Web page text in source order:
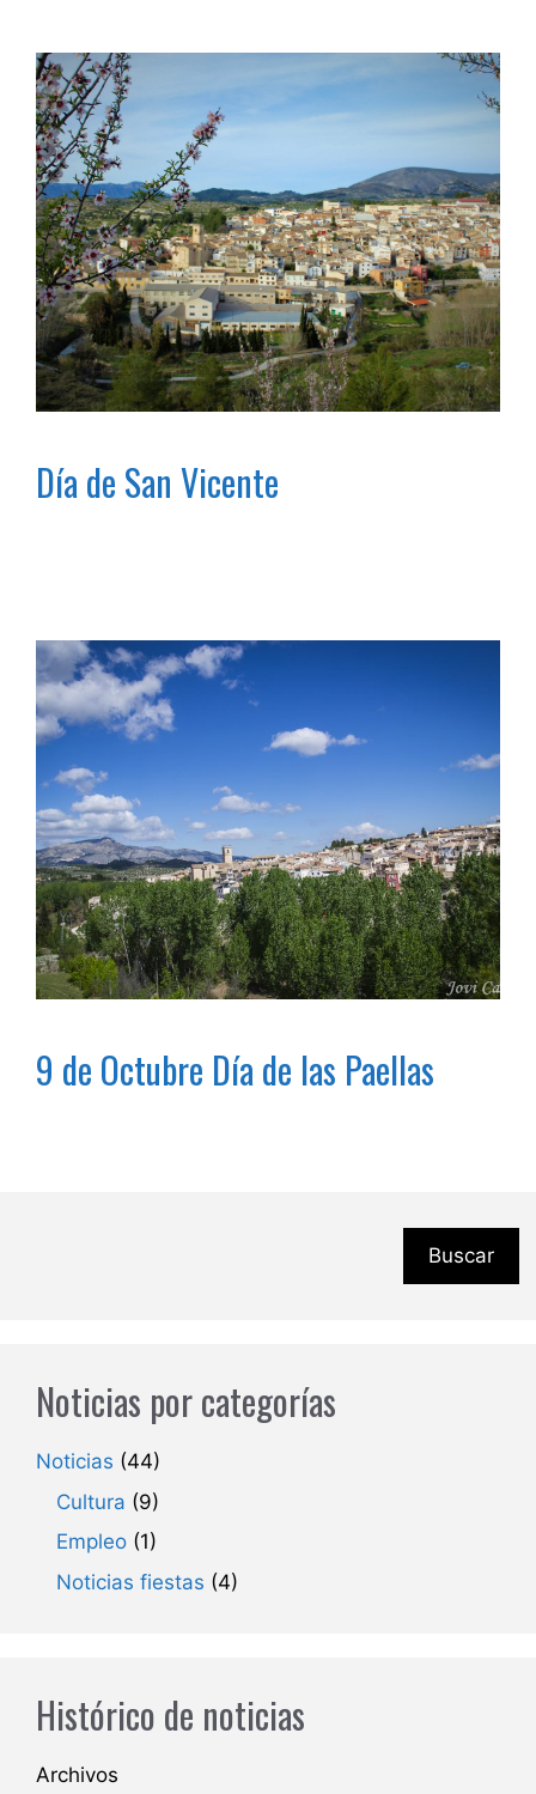
Día de San Vicente
9 de Octubre Día de las Paellas
Buscar
Noticias por categorías
Noticias (44)
Cultura (9)
Empleo (1)
Noticias fiestas (4)
Histórico de noticias
Archivos